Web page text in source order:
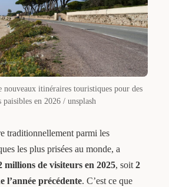
nouveaux itinéraires touristiques pour des
paisibles en 2026 / unsplash
traditionnellement parmi les
les plus prisées au monde, a
millions de visiteurs en 2025, soit 2
l’année précédente. C’est ce que